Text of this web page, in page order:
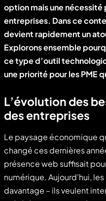
option mais une
entreprises. Dans ce
devient rapidement un
Explorons ensemble
ce type d’outil
une priorité pour les PME
L’évolution des
des entreprises
Le paysage économique
changé ces dernières
présence web suffisait
numérique. Aujourd’hui,
davantage – ils veulent